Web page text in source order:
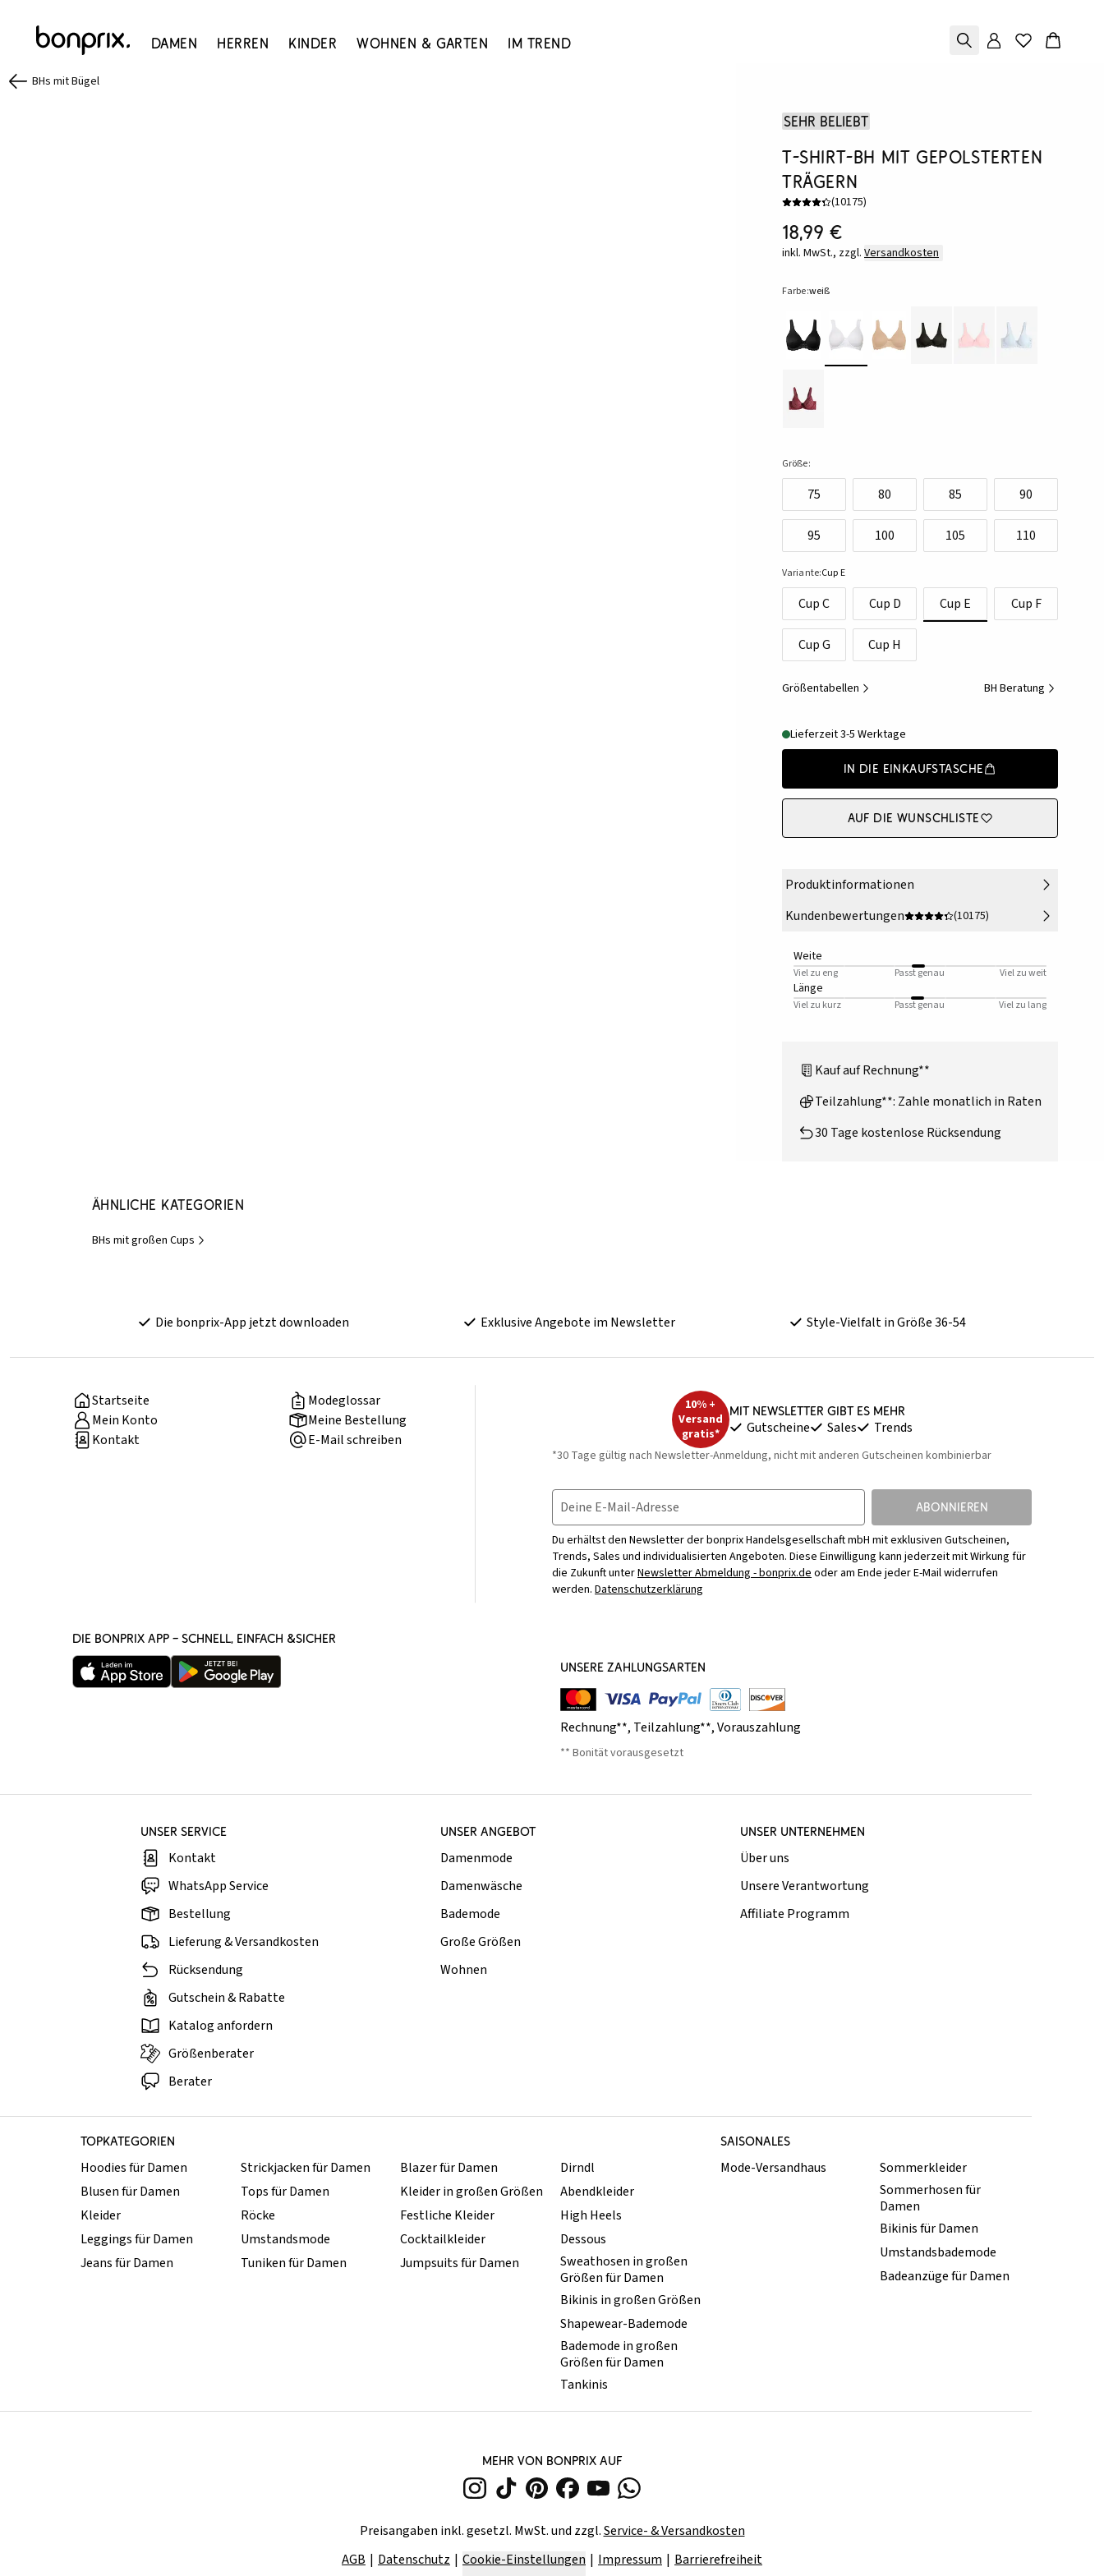
Damen Herren Kinder Wohnen & Garten Im Trend
BHs mit Bügel
Sehr beliebt
T-Shirt-BH mit gepolsterten
Trägern
(10175)
18,99 €
inkl. MwSt., zzgl. Versandkosten
Farbe:weiß
Größe:
75 80 85 90
95 100 105 110
Variante:Cup E
Cup C Cup D Cup E Cup F
Cup G Cup H
Größentabellen BH Beratung
Lieferzeit 3-5 Werktage
In die Einkaufstasche
Auf die Wunschliste
Produktinformationen
Kundenbewertungen
(10175)
Weite
Viel zu eng Passt genau Viel zu weit
Länge
Viel zu kurz Passt genau Viel zu lang
Kauf auf Rechnung**
Teilzahlung**: Zahle monatlich in Raten
30 Tage kostenlose Rücksendung
Ähnliche Kategorien
BHs mit großen Cups
Die bonprix-App jetzt downloaden Exklusive Angebote im Newsletter Style-Vielfalt in Größe 36-54
Startseite
Modeglossar
Mein Konto
Meine Bestellung
Kontakt
E-Mail schreiben
10% +
Versand
gratis*
Mit Newsletter gibt es mehr
Gutscheine Sales Trends
*30 Tage gültig nach Newsletter-Anmeldung, nicht mit anderen Gutscheinen kombinierbar
Deine E-Mail-Adresse ABONNIEREN
Du erhältst den Newsletter der bonprix Handelsgesellschaft mbH mit exklusiven Gutscheinen,
Trends, Sales und individualisierten Angeboten. Diese Einwilligung kann jederzeit mit Wirkung für
die Zukunft unterNewsletter Abmeldung - bonprix.de oder am Ende jeder E-Mail widerrufen
werden. Datenschutzerklärung
DIE BONPRIX APP – SCHNELL, EINFACH &SICHER
UNSERE ZAHLUNGSARTEN
Rechnung**, Teilzahlung**,Vorauszahlung
** Bonität vorausgesetzt
UNSER SERVICE
Kontakt
WhatsApp Service
Bestellung
Lieferung & Versandkosten
Rücksendung
Gutschein & Rabatte
Katalog anfordern
Größenberater
Berater
UNSER ANGEBOT
Damenmode
Damenwäsche
Bademode
Große Größen
Wohnen
UNSER UNTERNEHMEN
Über uns
Unsere Verantwortung
Affiliate Programm
TOPKATEGORIEN SAISONALES
Hoodies für Damen
Blusen für Damen
Kleider
Leggings für Damen
Jeans für Damen
Strickjacken für Damen
Tops für Damen
Röcke
Umstandsmode
Tuniken für Damen
Blazer für Damen
Kleider in großen Größen
Festliche Kleider
Cocktailkleider
Jumpsuits für Damen
Dirndl
Abendkleider
High Heels
Dessous
Sweathosen in großen
Größen für Damen
Mode-Versandhaus
Sommerkleider
Sommerhosen für
Damen
Bikinis für Damen
Umstandsbademode
Badeanzüge für Damen
Bikinis in großen Größen
Shapewear-Bademode
Bademode in großen
Größen für Damen
Tankinis
MEHR VON BONPRIX AUF
Preisangaben inkl. gesetzl. MwSt. und zzgl.Service- & Versandkosten
AGB
Datenschutz Cookie-Einstellungen Impressum Barrierefreiheit